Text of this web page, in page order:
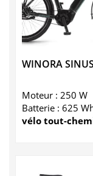
WINORA
Moteur : 250 W
Batterie : 625
vélo tout-